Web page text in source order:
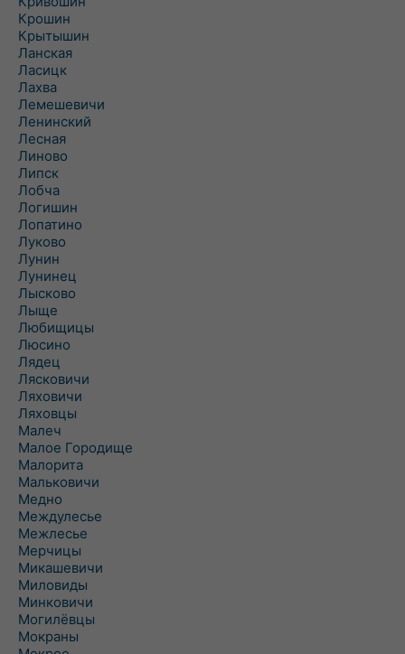
Крошин
Крытышин
Ланская
Ласицк
Лахва
Лемешевичи
Ленинский
Лесная
Линово
Липск
Лобча
Логишин
Лопатино
Луково
Лунин
Лунинец
Лысково
Лыще
Любищицы
Люсино
Лядец
Лясковичи
Ляховичи
Ляховцы
Малеч
Малое Городище
Малорита
Мальковичи
Медно
Междулесье
Межлесье
Мерчицы
Микашевичи
Миловиды
Минковичи
Могилёвцы
Мокраны